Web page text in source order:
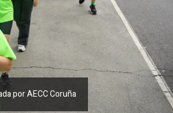
por AECC Coruña